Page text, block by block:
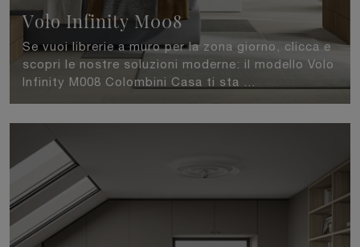
Volo Infinity M008
Se vuoi librerie a muro per la zona giorno, clicca e
scopri le nostre soluzioni moderne: il modello Volo
Infinity M008 Colombini Casa ti sta ...